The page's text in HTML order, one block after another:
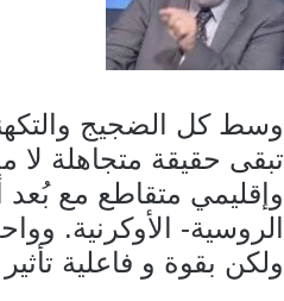
وسط كل الضجيج
تبقى حقيقة متجاهلة
وإقليمي متقاطع مع
الروسية- الأوكرنية.
ولكن بقوة و فاعلية